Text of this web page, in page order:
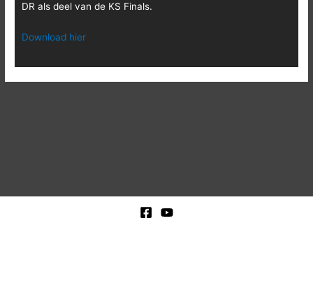
DR als deel van de KS Finals.
Download hier